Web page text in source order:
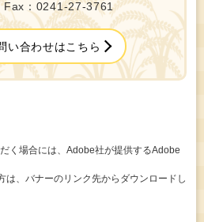
Fax：0241-27-3761
い合わせはこちら
く場合には、Adobe社が提供するAdobe
、バナーのリンク先からダウンロードし